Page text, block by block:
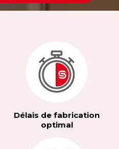
Délais de fabrication
optimal